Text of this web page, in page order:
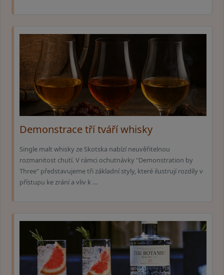
Demonstrace tří tváří whisky
Single malt whisky ze Skotska nabízí neuvěřitelnou
rozmanitost chutí. V rámci ochutnávky "Demonstration by
Three" představujeme tři základní styly, které ilustrují rozdíly v
přístupu ke zrání a vliv k …